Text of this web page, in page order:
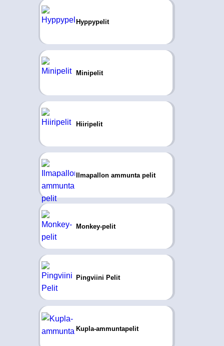
Hyppypelit
Minipelit
Hiiripelit
Ilmapallon ammunta pelit
Monkey-pelit
Pingviini Pelit
Kupla-ammuntapelit